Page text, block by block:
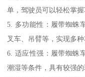
单，驾驶员可以轻松掌握
5. 多功能性：履带蜘蛛
叉车、吊臂等，实现多
6. 适应性强：履带蜘蛛
潮湿等条件，具有较强的